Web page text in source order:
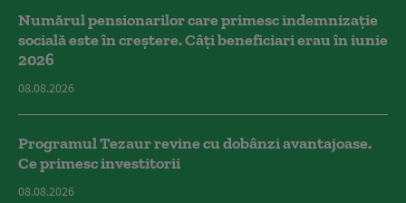
Numărul pensionarilor care primesc indemnizaţie
socială este în creștere. Câți beneficiari erau în iunie
2026
08.08.2026
Programul Tezaur revine cu dobânzi avantajoase.
Ce primesc investitorii
08.08.2026